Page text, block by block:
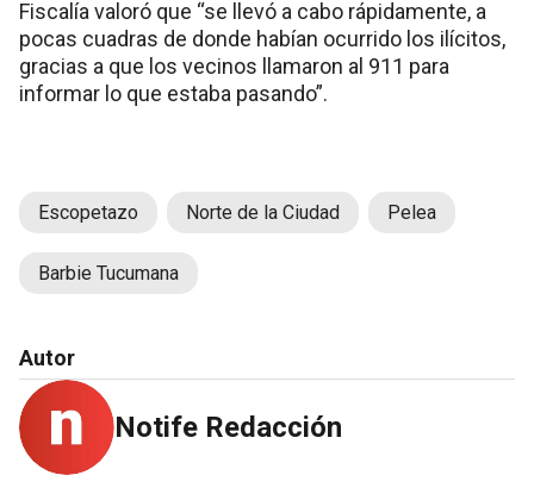
Fiscalía valoró que “se llevó a cabo rápidamente, a
pocas cuadras de donde habían ocurrido los ilícitos,
gracias a que los vecinos llamaron al 911 para
informar lo que estaba pasando”.
Escopetazo Norte de la Ciudad Pelea
Barbie Tucumana
Autor
Notife Redacción